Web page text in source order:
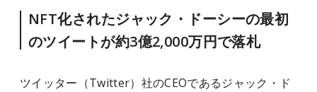
NFT化されたジャック・ドーシーの最初
のツイートが約3億2,000万円で落札
ツイッター（Twitter）社のCEOであるジャック・ド